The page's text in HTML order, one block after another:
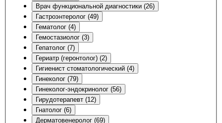
Врач функциональной диагностики (26)
Гастроэнтеролог (49)
Гематолог (4)
Гемостазиолог (3)
Гепатолог (7)
Гериатр (геронтолог) (2)
Гигиенист стоматологический (4)
Гинеколог (79)
Гинеколог-эндокринолог (56)
Гирудотерапевт (12)
Гнатолог (6)
Дерматовенеролог (69)